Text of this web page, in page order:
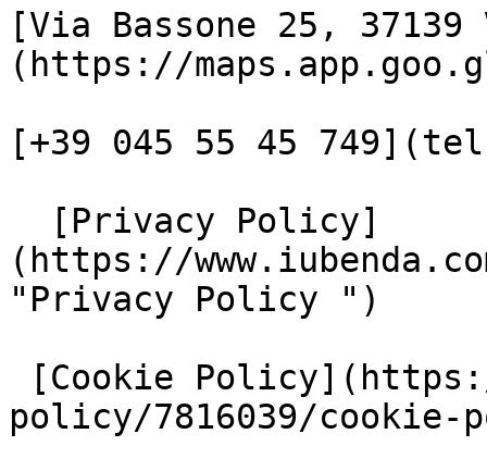
[Via Bassone 25, 37139
(https://
[+39 045 55 45
(https://
"Privacy Policy ")
policy/7816039/